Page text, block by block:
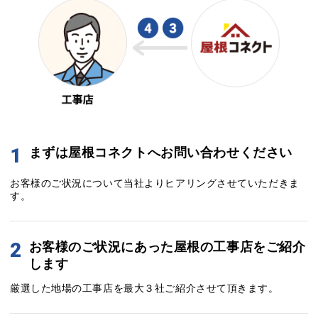
1 まずは屋根コネクトへお問い合わせください
お客様のご状況について当社よりヒアリングさせていただきま
す。
2
お客様のご状況にあった屋根の工事店をご紹介
します
厳選した地場の工事店を最大３社ご紹介させて頂きます。